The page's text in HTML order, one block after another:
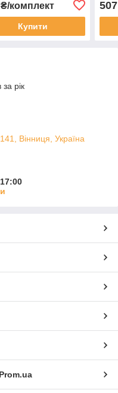
комплект
Купити
507
рік
Вінниця, Україна
Prom.ua